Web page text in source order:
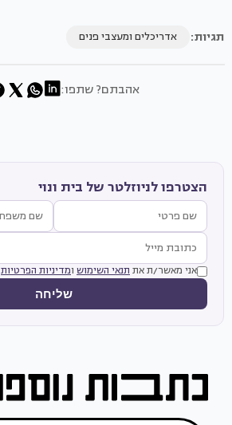
תגיות: אדריכלים ומעצבי פנים
אהבתם? שתפו:
הצטרפו לניוזלטר של בית ונוי
אני מאשר/ת את תנאי השימוש ומדיניות הפרטיות
שליחה